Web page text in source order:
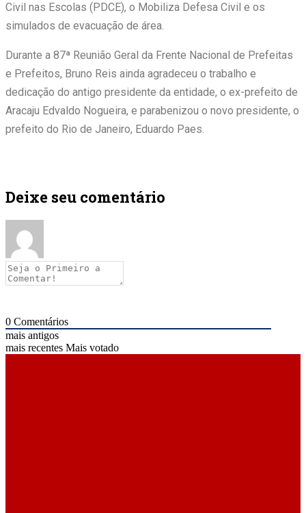
Civil nas Escolas (PDCE), o Mobiliza Defesa Civil e os
simulados de evacuação de área.
Durante a 87ª Reunião Geral da Frente Nacional de Prefeitas
e Prefeitos, Bruno Reis ainda agradeceu o trabalho e
dedicação do antigo presidente da entidade, o ex-prefeito de
Aracaju Edvaldo Nogueira, e parabenizou o novo presidente, o
prefeito do Rio de Janeiro, Eduardo Paes.
Deixe seu comentário
0 Comentários
mais antigos
mais recentes Mais votado